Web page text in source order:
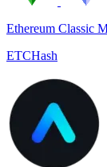
Ethereum Classic
ETCHash